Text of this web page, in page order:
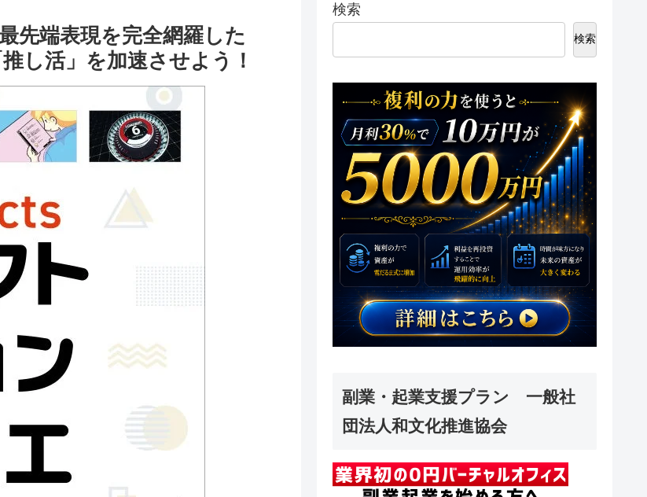
先端表現を完全網羅した
し活」を加速させよう！
検索
検索
副業・起業支援プラン 一般社
団法人和文化推進協会